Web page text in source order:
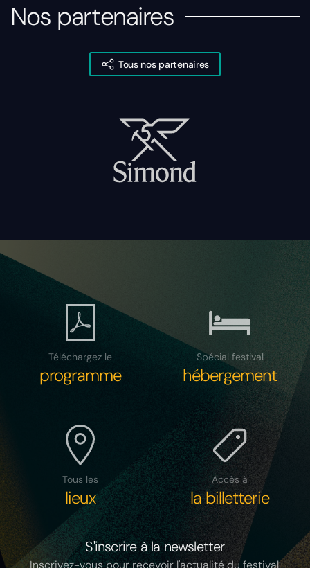
Nos partenaires
Tous nos partenaires
Téléchargez le
programme
Spécial festival
hébergement
Tous les
lieux
Accès à
la billetterie
S'inscrire à la newsletter
Inscrivez-vous pour recevoir l'actualité du festival.